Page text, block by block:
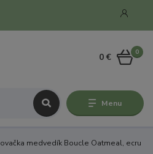
Menu
0
0 €
medvedík Boucle Oatmeal, ecru